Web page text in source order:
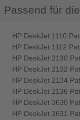
Passend für
HP DeskJet 1110
HP DeskJet 1112
HP DeskJet 2130
HP DeskJet 2132
HP DeskJet 2134
HP DeskJet 2136
HP DeskJet 3630
HP DeskJet 3631